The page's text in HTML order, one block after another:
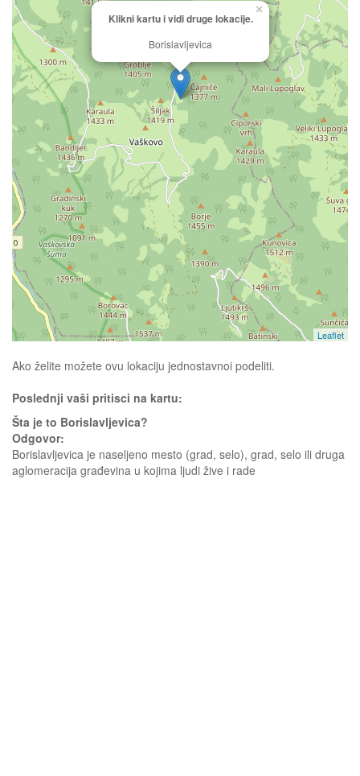
Klikni kartu i vidi druge lokacije.
Borislavljevica
×
Leaflet
Ako želite možete ovu lokaciju jednostavnoi podeliti.
Poslednji vaši pritisci na kartu:
Šta je to Borislavljevica?
Odgovor:
Borislavljevica je naseljeno mesto (grad, selo), grad, selo ili druga
aglomeracija građevina u kojima ljudi žive i rade